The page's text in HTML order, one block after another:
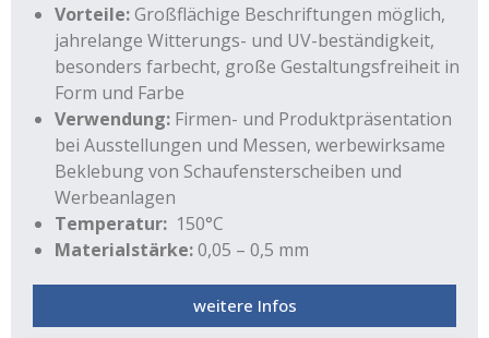
Vorteile:Großflächige Beschriftungen möglich,
jahrelange Witterungs- und UV-beständigkeit,
besonders farbecht, große Gestaltungsfreiheit in
Form und Farbe
Verwendung: Firmen- und Produktpräsentation
bei Ausstellungen und Messen, werbewirksame
Beklebung von Schaufensterscheiben und
Werbeanlagen
Temperatur: 150°C
Materialstärke:0,05 – 0,5 mm
weitere Infos